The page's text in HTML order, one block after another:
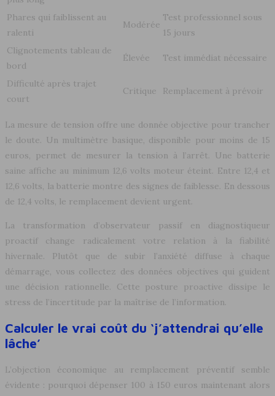
Phares qui faiblissent au
ralenti
Modérée
Test professionnel sous
15 jours
Clignotements tableau de
bord
Élevée Test immédiat nécessaire
Difficulté après trajet
court
Critique Remplacement à prévoir
La mesure de tension offre une donnée objective pour trancher
le doute. Un multimètre basique, disponible pour moins de 15
euros, permet de mesurer la tension à l’arrêt. Une batterie
saine affiche au minimum 12,6 volts moteur éteint. Entre 12,4 et
12,6 volts, la batterie montre des signes de faiblesse. En dessous
de 12,4 volts, le remplacement devient urgent.
La transformation d’observateur passif en diagnostiqueur
proactif change radicalement votre relation à la fiabilité
hivernale. Plutôt que de subir l’anxiété diffuse à chaque
démarrage, vous collectez des données objectives qui guident
une décision rationnelle. Cette posture proactive dissipe le
stress de l’incertitude par la maîtrise de l’information.
Calculer le vrai coût du ‘j’attendrai qu’elle
lâche’
L’objection économique au remplacement préventif semble
évidente : pourquoi dépenser 100 à 150 euros maintenant alors